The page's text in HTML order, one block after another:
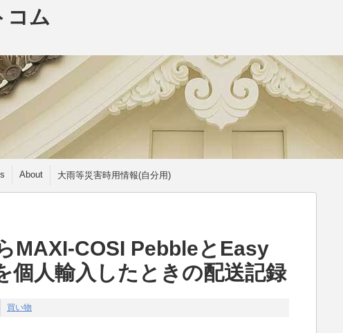
コム
About 大雨等災害時用情報(自分用)
MAXI-COSI PebbleとEasy
個人輸入したときの配送記録
買い物